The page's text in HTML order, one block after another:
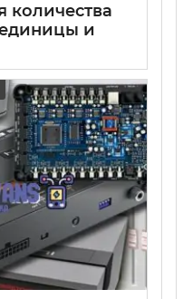
количества
и